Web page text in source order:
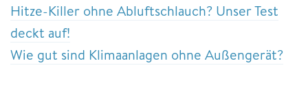
Hitze-Killer ohne Abluftschlauch? Unser Test
deckt auf!
Wie gut sind Klimaanlagen ohne Außengerät?